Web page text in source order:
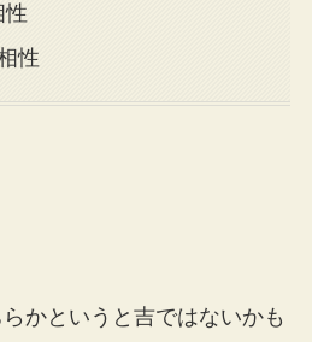
性
性
かというと吉ではないかも